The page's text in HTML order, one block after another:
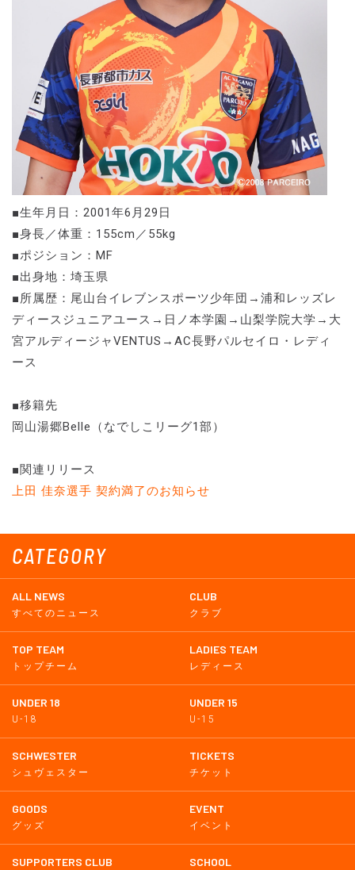
CATEGORY
ALL NEWS
すべてのニュース
CLUB
クラブ
TOP TEAM
トップチーム
LADIES TEAM
レディース
UNDER 18
U-18
UNDER 15
U-15
SCHWESTER
シュヴェスター
TICKETS
チケット
GOODS
グッズ
EVENT
イベント
SUPPORTERS CLUB SCHOOL
■生年月日：2001年6月29日
■身長／体重：155cm／55kg
■ポジション：MF
■出身地：埼玉県
■所属歴：尾山台イレブンスポーツ少年団→浦和レッズレ
ディースジュニアユース→日ノ本学園→山梨学院大学→大
宮アルディージャVENTUS→AC長野パルセイロ・レディ
ース
■移籍先
岡山湯郷Belle（なでしこリーグ1部）
■関連リリース
上田 佳奈選手 契約満了のお知らせ